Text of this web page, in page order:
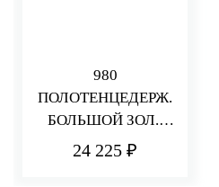
980
ПОЛОТЕНЦЕДЕРЖ.
БОЛЬШОЙ ЗОЛ./
ХРОМ /62С М/
24 225 ₽